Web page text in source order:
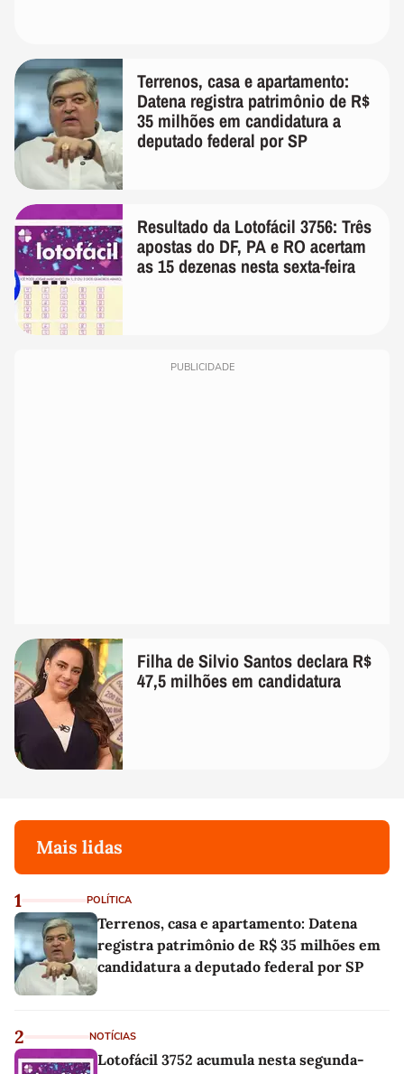
Terrenos, casa e apartamento:
Datena registra patrimônio de R$
35 milhões em candidatura a
deputado federal por SP
Resultado da Lotofácil 3756: Três
apostas do DF, PA e RO acertam
as 15 dezenas nesta sexta-feira
PUBLICIDADE
Filha de Silvio Santos declara R$
47,5 milhões em candidatura
Mais lidas
1 POLÍTICA
Terrenos, casa e apartamento: Datena
registra patrimônio de R$ 35 milhões em
candidatura a deputado federal por SP
2 NOTÍCIAS
Lotofácil 3752 acumula nesta segunda-